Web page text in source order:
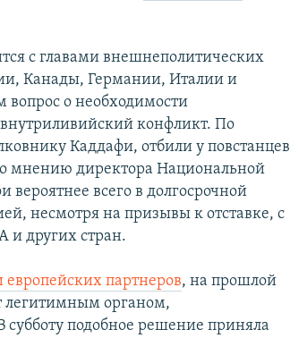
с главами внешнеполитических
Канады, Германии, Италии и
о необходимости
конфликт. По
Каддафи, отбили у повстанцев
мнению директора Национальной
всего в долгосрочной
несмотря на призывы к отставке, с
других стран.
партнеров, на прошлой
легитимным органом,
подобное решение приняла